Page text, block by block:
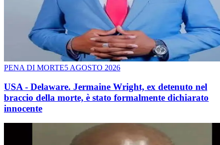
PENA DI MORTE5 AGOSTO 2026
USA - Delaware. Jermaine Wright, ex detenuto nel
braccio della morte, è stato formalmente dichiarato
innocente